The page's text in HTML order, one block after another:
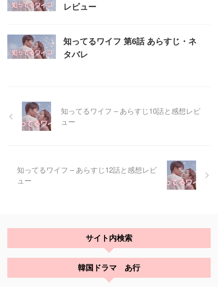
レビュー
知ってるワイフ 第6話 あらすじ・ネ
タバレ
知ってるワイフ – あらすじ10話と感想レビ
ュー
知ってるワイフ – あらすじ12話と感想レビ
ュー
サイト内検索
韓国ドラマ あ行